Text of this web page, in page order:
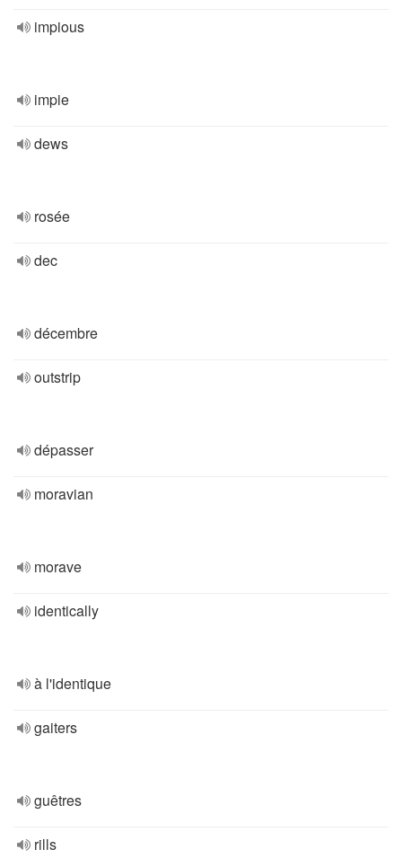
impious
impie
dews
rosée
dec
décembre
outstrip
dépasser
moravian
morave
identically
à l'identique
gaiters
guêtres
rills